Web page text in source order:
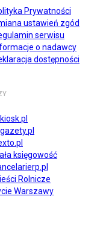
Prywatności
ustawień zgód
serwisu
o nadawcy
dostępności
księgowość
Rolnicze
Warszawy